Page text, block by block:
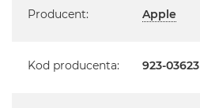
Producent: Apple
Kod producenta: 923-03623